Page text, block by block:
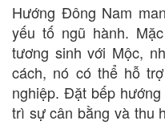
Hướng Đông Nam
yếu tố ngũ hành.
tương sinh với Mộc,
cách, nó có thể hỗ
nghiệp. Đặt bếp
trì sự cân bằng và thu